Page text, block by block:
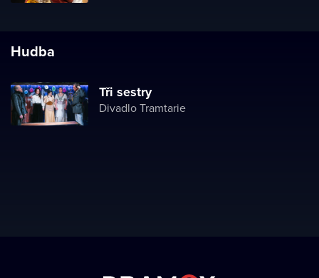
Hudba
Tři sestry
Divadlo Tramtarie